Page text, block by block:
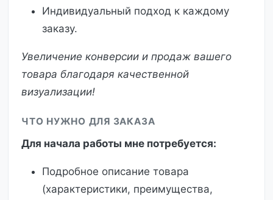
Индивидуальный подход к каждому
заказу.
Увеличение конверсии и продаж вашего
товара благодаря качественной
визуализации!
ЧТО НУЖНО ДЛЯ ЗАКАЗА
Для начала работы мне потребуется:
Подробное описание товара
(характеристики, преимущества,